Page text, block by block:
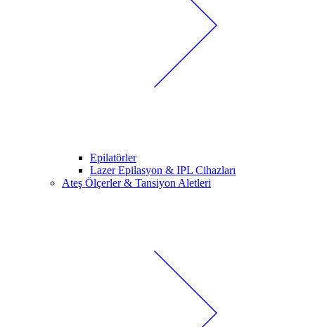
Epilatörler
Lazer Epilasyon & IPL Cihazları
Ateş Ölçerler & Tansiyon Aletleri